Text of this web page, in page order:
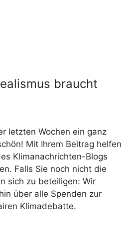
braucht
letzten Wochen ein ganz
Mit Ihrem Beitrag helfen
Klimanachrichten-Blogs
Falls Sie noch nicht die
sich zu beteiligen: Wir
über alle Spenden zur
Klimadebatte.